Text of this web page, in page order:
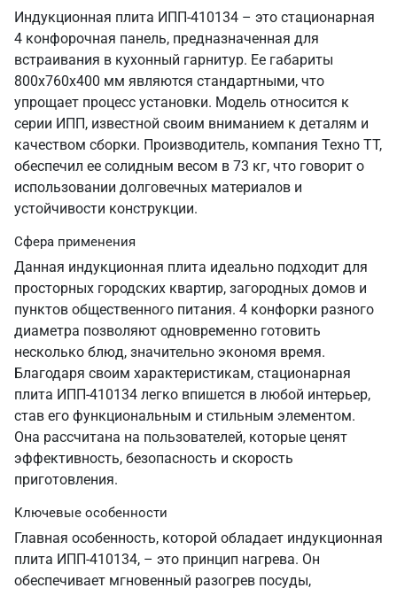
Индукционная плита ИПП-410134 – это стационарная
4 конфорочная панель, предназначенная для
встраивания в кухонный гарнитур. Ее габариты
800х760х400 мм являются стандартными, что
упрощает процесс установки. Модель относится к
серии ИПП, известной своим вниманием к деталям и
качеством сборки. Производитель, компания Техно ТТ,
обеспечил ее солидным весом в 73 кг, что говорит о
использовании долговечных материалов и
устойчивости конструкции.
Сфера применения
Данная индукционная плита идеально подходит для
просторных городских квартир, загородных домов и
пунктов общественного питания. 4 конфорки разного
диаметра позволяют одновременно готовить
несколько блюд, значительно экономя время.
Благодаря своим характеристикам, стационарная
плита ИПП-410134 легко впишется в любой интерьер,
став его функциональным и стильным элементом.
Она рассчитана на пользователей, которые ценят
эффективность, безопасность и скорость
приготовления.
Ключевые особенности
Главная особенность, которой обладает индукционная
плита ИПП-410134, – это принцип нагрева. Он
обеспечивает мгновенный разогрев посуды,